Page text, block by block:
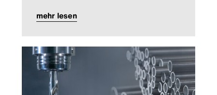
mehr lesen